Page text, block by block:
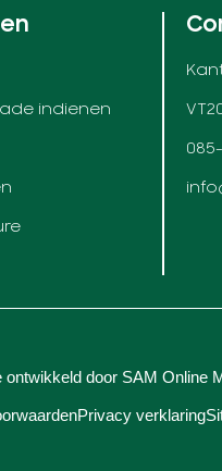
indienen
ontwikkeld door SAM Online
Privacy verklaring